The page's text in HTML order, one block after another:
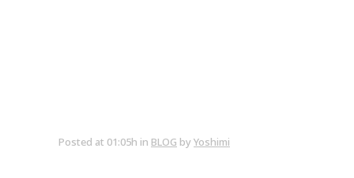
Posted at 01:05h in BLOG byYoshimi